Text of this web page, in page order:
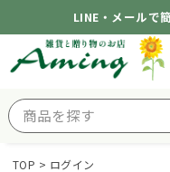
LINE・メールで
TOP ログイン